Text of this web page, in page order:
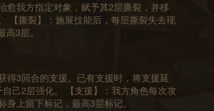
愈我方指定对象，赋予其2层撕裂，并移
【撕裂】：施展技能后，每层撕裂失去现
3层。
得3回合的支援。已有支援时，将支援延
己2层强化。 【支援】：我方角色每次攻
身上留下标记，最高3层标记。